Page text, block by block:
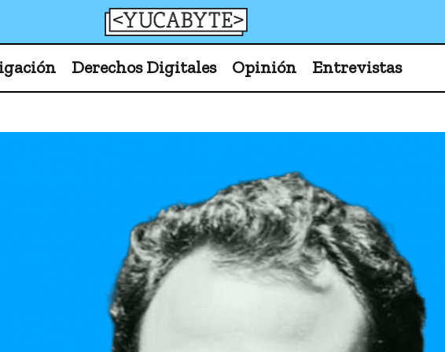
YucaByte
Derechos Digitales Opinión Entrevistas